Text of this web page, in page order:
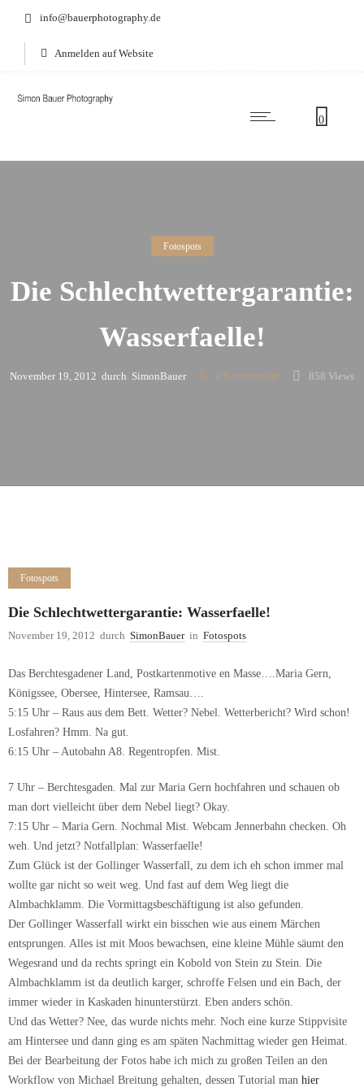
info@bauerphotography.de
Anmelden auf Website
0
Fotospots
Die Schlechtwettergarantie:
Wasserfaelle!
November 19, 2012 durch SimonBauer 4 Kommentare 858 Views
Fotospots
Die Schlechtwettergarantie: Wasserfaelle!
November 19, 2012 durch SimonBauer in Fotospots
Das Berchtesgadener Land, Postkartenmotive en Masse….Maria Gern,
Königssee, Obersee, Hintersee, Ramsau….
5:15 Uhr – Raus aus dem Bett. Wetter? Nebel. Wetterbericht? Wird schon!
Losfahren? Hmm. Na gut.
6:15 Uhr – Autobahn A8. Regentropfen. Mist.
7 Uhr – Berchtesgaden. Mal zur Maria Gern hochfahren und schauen ob
man dort vielleicht über dem Nebel liegt? Okay.
7:15 Uhr – Maria Gern. Nochmal Mist. Webcam Jennerbahn checken. Oh
weh. Und jetzt? Notfallplan: Wasserfaelle!
Zum Glück ist der Gollinger Wasserfall, zu dem ich eh schon immer mal
wollte gar nicht so weit weg. Und fast auf dem Weg liegt die
Almbachklamm. Die Vormittagsbeschäftigung ist also gefunden.
Der Gollinger Wasserfall wirkt ein bisschen wie aus einem Märchen
entsprungen. Alles ist mit Moos bewachsen, eine kleine Mühle säumt den
Wegesrand und da rechts springt ein Kobold von Stein zu Stein. Die
Almbachklamm ist da deutlich karger, schroffe Felsen und ein Bach, der
immer wieder in Kaskaden hinunterstürzt. Eben anders schön.
Und das Wetter? Nee, das wurde nichts mehr. Noch eine kurze Stippvisite
am Hintersee und dann ging es am späten Nachmittag wieder gen Heimat.
Bei der Bearbeitung der Fotos habe ich mich zu großen Teilen an den
Workflow von Michael Breitung gehalten, dessen Tutorial man hier